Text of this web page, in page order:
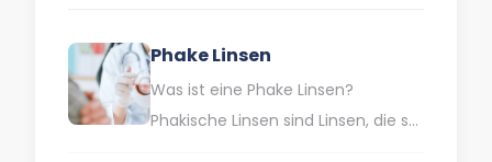
Phake Linsen
Was ist eine Phake Linsen?
Phakische Linsen sind Linsen, die so